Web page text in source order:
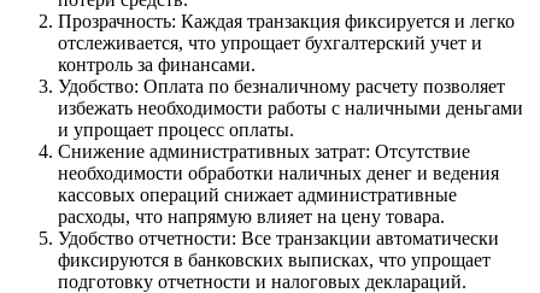
Прозрачность: Каждая транзакция фиксируется и легко
отслеживается, что упрощает бухгалтерский учет и
контроль за финансами.
Удобство: Оплата по безналичному расчету позволяет
избежать необходимости работы с наличными деньгами
и упрощает процесс оплаты.
Снижение административных затрат: Отсутствие
необходимости обработки наличных денег и ведения
кассовых операций снижает административные
расходы, что напрямую влияет на цену товара.
Удобство отчетности: Все транзакции автоматически
фиксируются в банковских выписках, что упрощает
подготовку отчетности и налоговых деклараций.